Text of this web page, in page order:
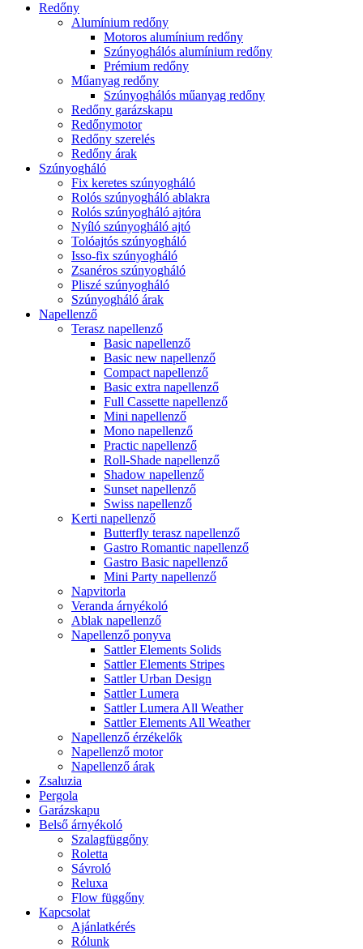
Redőny
Alumínium redőny
Motoros alumínium redőny
Szúnyoghálós alumínium redőny
Prémium redőny
Műanyag redőny
Szúnyoghálós műanyag redőny
Redőny garázskapu
Redőnymotor
Redőny szerelés
Redőny árak
Szúnyogháló
Fix keretes szúnyogháló
Rolós szúnyogháló ablakra
Rolós szúnyogháló ajtóra
Nyíló szúnyogháló ajtó
Tolóajtós szúnyogháló
Isso-fix szúnyogháló
Zsanéros szúnyogháló
Pliszé szúnyogháló
Szúnyogháló árak
Napellenző
Terasz napellenző
Basic napellenző
Basic new napellenző
Compact napellenző
Basic extra napellenző
Full Cassette napellenző
Mini napellenző
Mono napellenző
Practic napellenző
Roll-Shade napellenző
Shadow napellenző
Sunset napellenző
Swiss napellenző
Kerti napellenző
Butterfly terasz napellenző
Gastro Romantic napellenző
Gastro Basic napellenző
Mini Party napellenző
Napvitorla
Veranda árnyékoló
Ablak napellenző
Napellenző ponyva
Sattler Elements Solids
Sattler Elements Stripes
Sattler Urban Design
Sattler Lumera
Sattler Lumera All Weather
Sattler Elements All Weather
Napellenző érzékelők
Napellenző motor
Napellenző árak
Zsaluzia
Pergola
Garázskapu
Belső árnyékoló
Szalagfüggőny
Roletta
Sávroló
Reluxa
Flow függőny
Kapcsolat
Ajánlatkérés
Rólunk